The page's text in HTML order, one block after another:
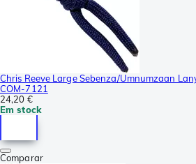
Chris Reeve Large Sebenza/Umnumzaan
COM-7121
24,20 €
Em stock
Comparar